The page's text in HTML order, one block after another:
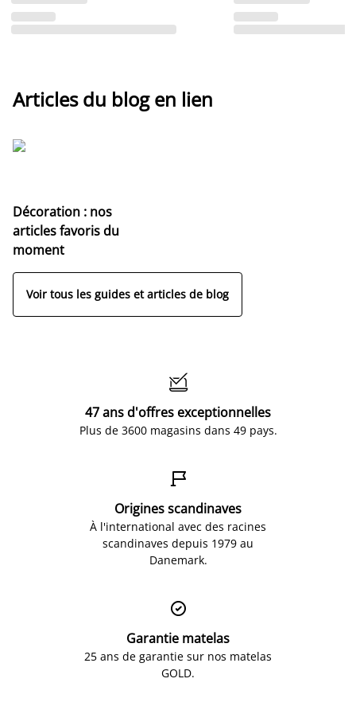
Articles du blog en lien
Décoration : nos
articles favoris du
moment
Voir tous les guides et articles de blog

47 ans d'offres exceptionnelles
Plus de 3600 magasins dans 49 pays.

Origines scandinaves
À l'international avec des racines
scandinaves depuis 1979 au
Danemark.

Garantie matelas
25 ans de garantie sur nos matelas
GOLD.